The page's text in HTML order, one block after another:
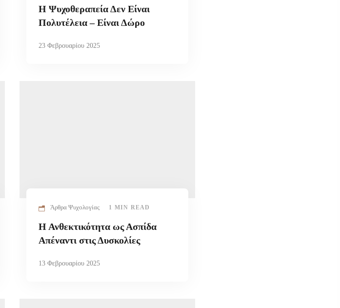
Η Ψυχοθεραπεία Δεν Είναι
Πολυτέλεια – Είναι Δώρο
23 Φεβρουαρίου 2025
Άρθρα Ψυχολογίας 1 MIN READ
Η Ανθεκτικότητα ως Ασπίδα
Απέναντι στις Δυσκολίες
13 Φεβρουαρίου 2025